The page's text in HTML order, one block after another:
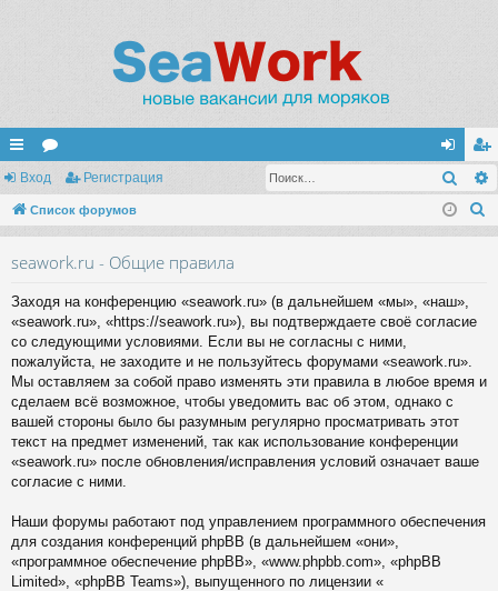
с
ы
ор
ум
хо
д
ег
ис
Вход Регистрация
Список форумов
seawork.ru - Общие правила
Заходя на конференцию «seawork.ru» (в дальнейшем «мы», «наш»,
«seawork.ru», «https://seawork.ru»), вы подтверждаете своё согласие
со следующими условиями. Если вы не согласны с ними,
пожалуйста, не заходите и не пользуйтесь форумами «seawork.ru».
Мы оставляем за собой право изменять эти правила в любое время и
сделаем всё возможное, чтобы уведомить вас об этом, однако с
вашей стороны было бы разумным регулярно просматривать этот
текст на предмет изменений, так как использование конференции
«seawork.ru» после обновления/исправления условий означает ваше
согласие с ними.
Наши форумы работают под управлением программного обеспечения
для создания конференций phpBB (в дальнейшем «они»,
«программное обеспечение phpBB», «www.phpbb.com», «phpBB
Limited», «phpBB Teams»), выпущенного по лицензии «